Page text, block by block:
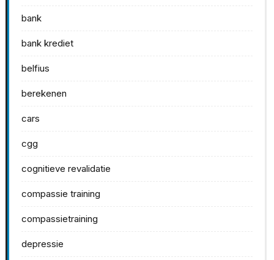
bank
bank krediet
belfius
berekenen
cars
cgg
cognitieve revalidatie
compassie training
compassietraining
depressie